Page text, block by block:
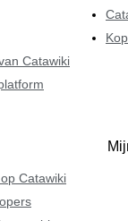
Catawiki
Catawiki